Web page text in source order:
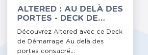
ALTERED : AU DELÀ DES
PORTES - DECK DE
DÉMARRAGE LYRA
Découvrez Altered avec ce Deck
de Démarrage Au delà des
portes consacré...